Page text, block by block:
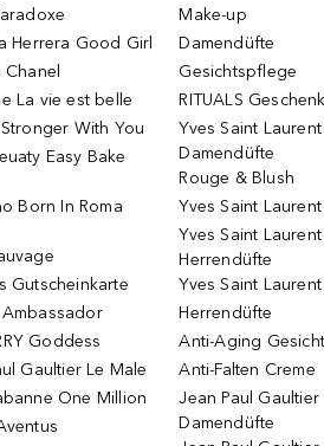
Herrera Good Girl
La vie est belle
With You
Easy Bake
Born In Roma
Gutscheinkarte
Goddess
Gaultier Le Male
One Million
Make-up
Damendüfte
Gesichtspflege
RITUALS
Yves Saint Laurent
Damendüfte
Rouge & Blush
Yves Saint
Yves Saint Laurent
Herrendüfte
Yves Saint
Herrendüfte
Anti-Aging
Anti-Falten Creme
Jean Paul Gaultier
Damendüfte